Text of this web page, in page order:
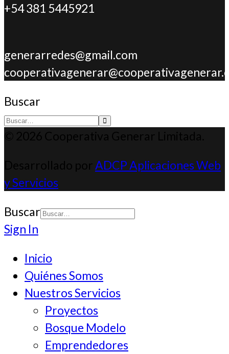
+54 381 5445921
generarredes@gmail.com
Buscar
ADCP Aplicaciones Web
y Servicios
Buscar
results.
Sign In
Inicio
Quiénes Somos
Nuestros Servicios
Proyectos
Bosque Modelo
Emprendedores